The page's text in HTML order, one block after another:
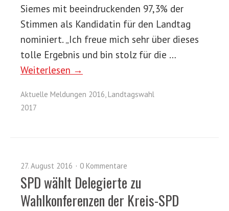
Siemes mit beeindruckenden 97,3% der
Stimmen als Kandidatin für den Landtag
nominiert. „Ich freue mich sehr über dieses
tolle Ergebnis und bin stolz für die …
Weiterlesen →
Aktuelle Meldungen 2016, Landtagswahl
2017
27. August 2016 0 Kommentare
SPD wählt Delegierte zu
Wahlkonferenzen der Kreis-SPD